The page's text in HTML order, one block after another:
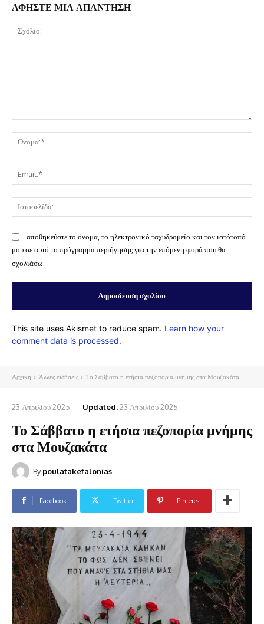
ΑΦΗΣΤΕ ΜΙΑ ΑΠΑΝΤΗΣΗ
αποθηκεύστε το όνομα, το ηλεκτρονικό ταχυδρομείο και τον ιστότοπό
μου σε αυτό το πρόγραμμα περιήγησης για την επόμενη φορά που θα
σχολιάσω.
This site uses Akismet to reduce spam. Learn how your
comment data is processed.